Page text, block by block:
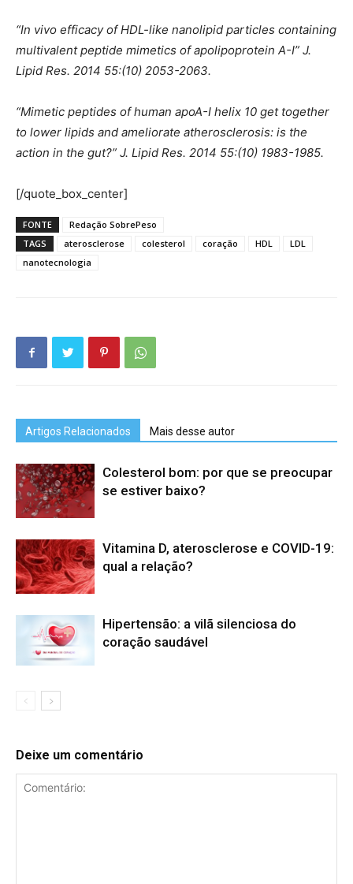
“In vivo efficacy of HDL-like nanolipid particles containing
multivalent peptide mimetics of apolipoprotein A-I” J.
Lipid Res. 2014 55:(10) 2053-2063.
“Mimetic peptides of human apoA-I helix 10 get together
to lower lipids and ameliorate atherosclerosis: is the
action in the gut?” J. Lipid Res. 2014 55:(10) 1983-1985.
[/quote_box_center]
FONTE
Redação SobrePeso
TAGS
aterosclerose colesterol coração HDL
LDL
nanotecnologia
Artigos Relacionados Mais desse autor
Colesterol bom: por que se preocupar
se estiver baixo?
Vitamina D, aterosclerose e COVID-19:
qual a relação?
Hipertensão: a vilã silenciosa do
coração saudável
Deixe um comentário